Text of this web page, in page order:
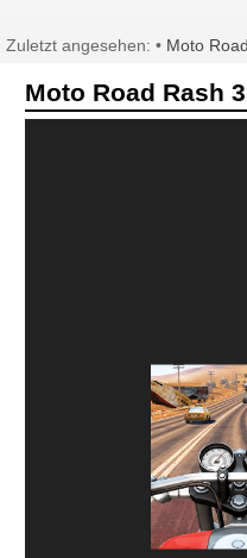
Zuletzt angesehen: • Moto Road
Moto Road Rash